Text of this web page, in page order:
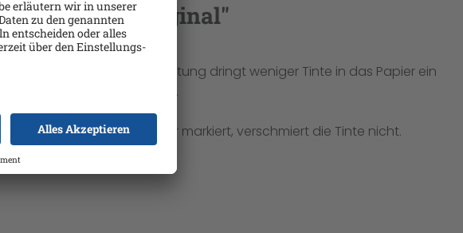
Magenta - Original"
Dank ihrer Oberflächenhaftung dringt weniger Tinte in das Papier ein
auf dem Papier.
Text überschrieben oder markiert, verschmiert die Tinte nicht.